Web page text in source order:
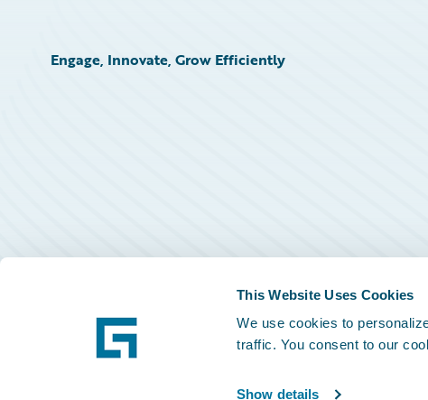
This Website Uses Cookies
We use cookies to
traffic. You consent to our
Show details
Engage, Innovate, Grow Efficiently